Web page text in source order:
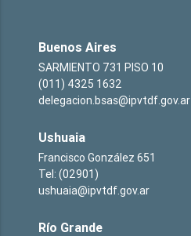
Buenos Aires
SARMIENTO 731 PISO 10
(011) 4325 1632
delegacion.bsas@ipvtdf.gov.ar
Ushuaia
Francisco González 651
Tel: (02901)
ushuaia@ipvtdf.gov.ar
Río Grande